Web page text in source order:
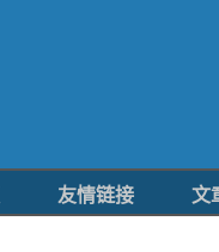
友情链接 文